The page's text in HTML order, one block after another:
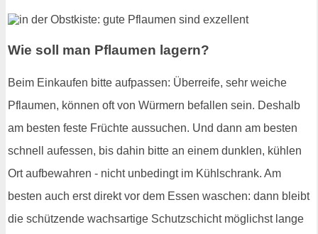
Wie soll man Pflaumen lagern?
Beim Einkaufen bitte aufpassen: Überreife, sehr weiche
Pflaumen, können oft von Würmern befallen sein. Deshalb
am besten feste Früchte aussuchen. Und dann am besten
schnell aufessen, bis dahin bitte an einem dunklen, kühlen
Ort aufbewahren - nicht unbedingt im Kühlschrank. Am
besten auch erst direkt vor dem Essen waschen: dann bleibt
die schützende wachsartige Schutzschicht möglichst lange